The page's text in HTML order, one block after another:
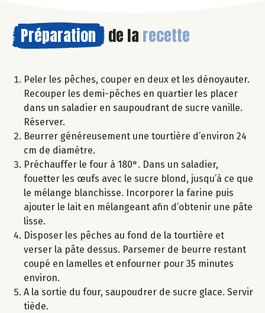
Préparation de la recette
Peler les pêches, couper en deux et les dénoyauter.
Recouper les demi-pêches en quartier les placer
dans un saladier en saupoudrant de sucre vanille.
Réserver.
Beurrer généreusement une tourtière d’environ 24
cm de diamètre.
Préchauffer le four à 180°. Dans un saladier,
fouetter les œufs avec le sucre blond, jusqu’à ce que
le mélange blanchisse. Incorporer la farine puis
ajouter le lait en mélangeant afin d’obtenir une pâte
lisse.
Disposer les pêches au fond de la tourtière et
verser la pâte dessus. Parsemer de beurre restant
coupé en lamelles et enfourner pour 35 minutes
environ.
A la sortie du four, saupoudrer de sucre glace. Servir
tiède.